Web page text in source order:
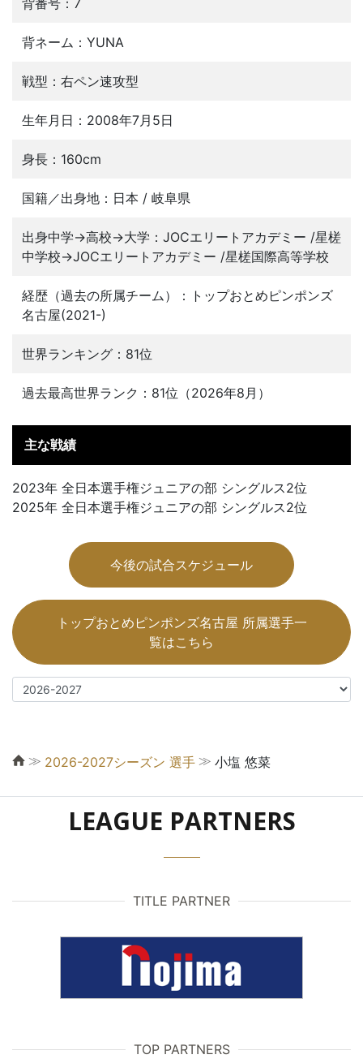
背番号：7
背ネーム：YUNA
戦型：右ペン速攻型
生年月日：2008年7月5日
身長：160cm
国籍／出身地：日本 / 岐阜県
出身中学→高校→大学：JOCエリートアカデミー /星槎
中学校→JOCエリートアカデミー /星槎国際高等学校
経歴（過去の所属チーム）：トップおとめピンポンズ
名古屋(2021-)
世界ランキング：81位
過去最高世界ランク：81位（2026年8月）
主な戦績
2023年 全日本選手権ジュニアの部 シングルス2位
2025年 全日本選手権ジュニアの部 シングルス2位
今後の試合スケジュール
トップおとめピンポンズ名古屋 所属選手一
覧はこちら
≫ 2026-2027シーズン 選手 ≫ 小塩 悠菜
LEAGUE PARTNERS
TITLE PARTNER
TOP PARTNERS